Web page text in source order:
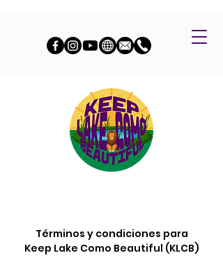
Términos y condiciones para
Keep Lake Como Beautiful (KLCB)